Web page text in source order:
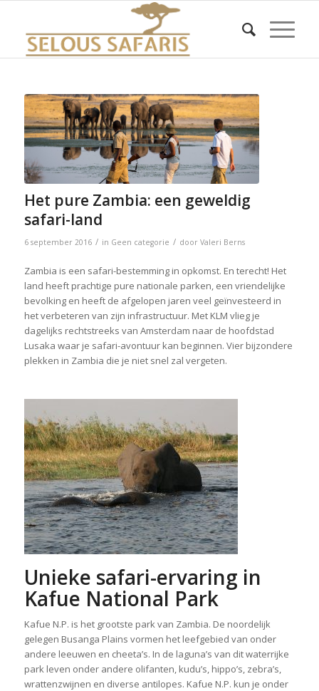
Het pure Zambia: een geweldig
safari-land
6 september 2016 / in Geen categorie / door Valeri Berns
Zambia is een safari-bestemming in opkomst. En terecht! Het
land heeft prachtige pure nationale parken, een vriendelijke
bevolking en heeft de afgelopen jaren veel geïnvesteerd in
het verbeteren van zijn infrastructuur. Met KLM vlieg je
dagelijks rechtstreeks van Amsterdam naar de hoofdstad
Lusaka waar je safari-avontuur kan beginnen. Vier bijzondere
plekken in Zambia die je niet snel zal vergeten.
Unieke safari-ervaring in
Kafue National Park
Kafue N.P. is het grootste park van Zambia. De noordelijk
gelegen Busanga Plains vormen het leefgebied van onder
andere leeuwen en cheeta’s. In de laguna’s van dit waterrijke
park leven onder andere olifanten, kudu’s, hippo’s, zebra’s,
wrattenzwijnen en diverse antilopes. Kafue N.P. kun je onder